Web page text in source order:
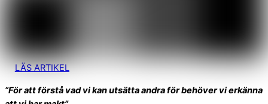
LÄS ARTIKEL
”För att förstå vad vi kan utsätta andra för behöver vi erkänna